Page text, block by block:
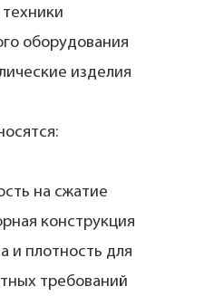
оборудования
изделия
на сжатие
конструкция
и плотность для
требований